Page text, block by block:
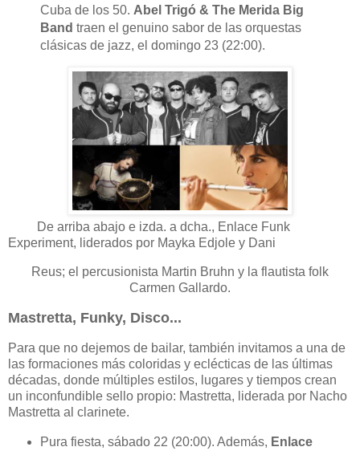
Cuba de los 50. Abel Trigó & The Merida Big
Band traen el genuino sabor de las orquestas
clásicas de jazz, el domingo 23 (22:00).
De arriba abajo e izda. a dcha., Enlace Funk
Experiment, liderados por Mayka Edjole y Dani
Reus; el percusionista Martin Bruhn y la flautista folk
Carmen Gallardo.
Mastretta, Funky, Disco...
Para que no dejemos de bailar, también invitamos a una de
las formaciones más coloridas y eclécticas de las últimas
décadas, donde múltiples estilos, lugares y tiempos crean
un inconfundible sello propio: Mastretta, liderada por Nacho
Mastretta al clarinete.
Pura fiesta, sábado 22 (20:00). Además, Enlace